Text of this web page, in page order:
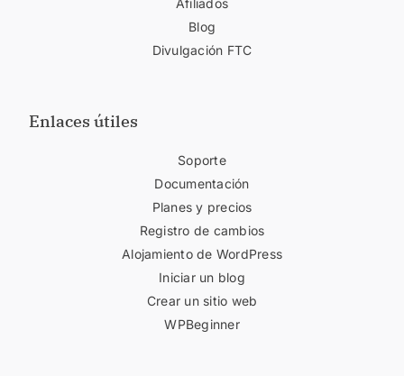
Afiliados
Blog
Divulgación FTC
Enlaces útiles
Soporte
Documentación
Planes y precios
Registro de cambios
Alojamiento de WordPress
Iniciar un blog
Crear un sitio web
WPBeginner